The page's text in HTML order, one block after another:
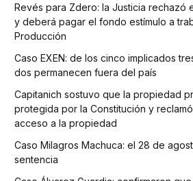
Revés para Zdero: la Justicia rechazó
y deberá pagar el fondo estímulo a
Producción
Caso EXEN: de los cinco implicados
dos permanecen fuera del país
Capitanich sostuvo que la propiedad
protegida por la Constitución y
acceso a la propiedad
Caso Milagros Machuca: el 28 de
sentencia